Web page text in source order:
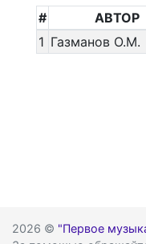
# АВТОР
1 Газманов О.М.
2026 © "Первое